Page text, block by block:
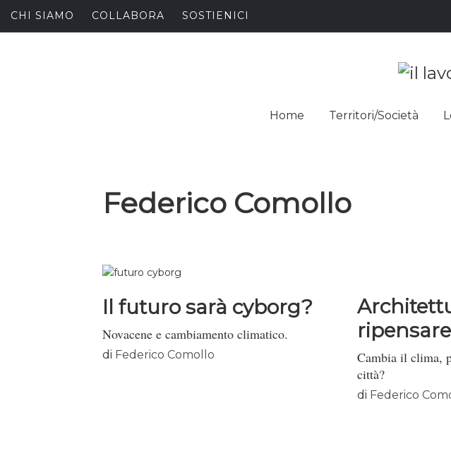
Skip
to
CHI SIAMO COLLABORA SOSTIENICI
IL
Home
Territori/Società
Federico Comollo
Il futuro sarà cyborg?
Novacene e cambiamento climatico.
di Federico Comollo
Cambia il clima,
città?
di Federico